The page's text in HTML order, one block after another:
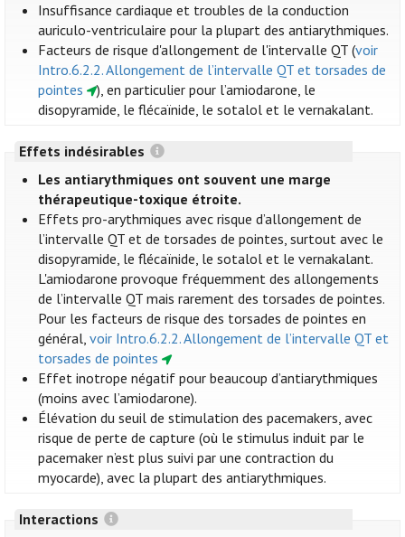
Insuffisance cardiaque et troubles de la conduction
auriculo-ventriculaire pour la plupart des antiarythmiques.
Facteurs de risque d'allongement de l'intervalle QT (voir
Intro.6.2.2. Allongement de l’intervalle QT et torsades de
pointes
), en particulier pour l’amiodarone, le
disopyramide, le flécaïnide, le sotalol et le vernakalant.
Effets indésirables
Les antiarythmiques ont souvent une marge
thérapeutique-toxique étroite.
Effets pro-arythmiques avec risque d’allongement de
l’intervalle QT et de torsades de pointes, surtout avec le
disopyramide, le flécaïnide, le sotalol et le vernakalant.
L'amiodarone provoque fréquemment des allongements
de l’intervalle QT mais rarement des torsades de pointes.
Pour les facteurs de risque des torsades de pointes en
général,voir Intro.6.2.2. Allongement de l’intervalle QT et
torsades de pointes
Effet inotrope négatif pour beaucoup d’antiarythmiques
(moins avec l’amiodarone).
Élévation du seuil de stimulation des pacemakers, avec
risque de perte de capture (où le stimulus induit par le
pacemaker n’est plus suivi par une contraction du
myocarde), avec la plupart des antiarythmiques.
Interactions